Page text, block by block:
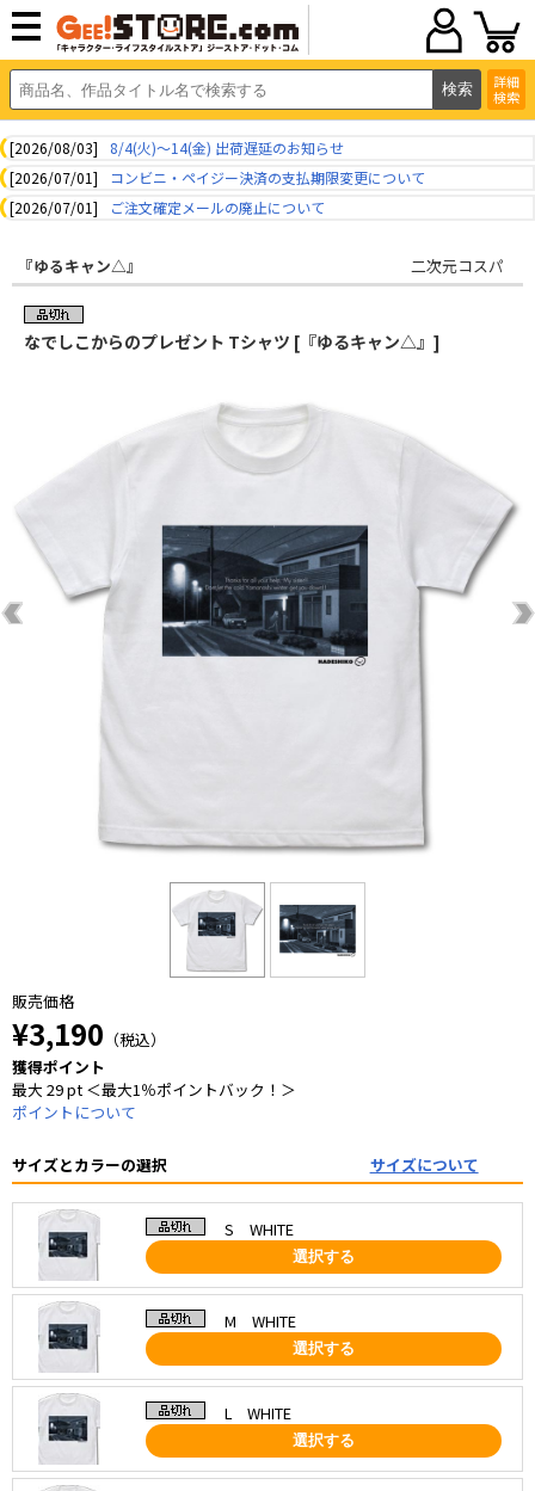
詳細
検索
[2026/08/03]
8/4(火)～14(金) 出荷遅延のお知らせ
[2026/07/01]
コンビニ・ペイジー決済の支払期限変更について
[2026/07/01]
ご注文確定メールの廃止について
『ゆるキャン△』 二次元コスパ
なでしこからのプレゼント Tシャツ [『ゆるキャン△』]
販売価格
¥3,190 （税込）
獲得ポイント
最大 29 pt ＜最大1％ポイントバック！＞
ポイントについて
サイズとカラーの選択 サイズについて
S WHITE
選択する
M WHITE
選択する
L WHITE
選択する